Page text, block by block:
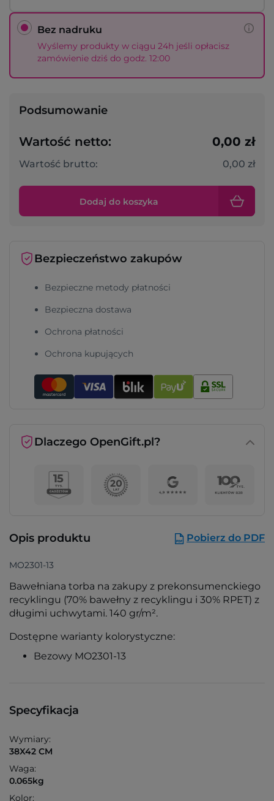
Bez nadruku
Wyślemy produkty w ciągu 24h jeśli opłacisz
zamówienie dziś do godz. 12:00
Podsumowanie
Wartość netto: 0,00 zł
Wartość brutto: 0,00 zł
Dodaj do koszyka
Bezpieczeństwo zakupów
Bezpieczne metody płatności
Bezpieczna dostawa
Ochrona płatności
Ochrona kupujących
Dlaczego OpenGift.pl?
Opis produktu Pobierz do PDF
MO2301-13
Bawełniana torba na zakupy z prekonsumenckiego
recyklingu (70% bawełny z recyklingu i 30% RPET) z
długimi uchwytami. 140 gr/m².
Dostępne warianty kolorystyczne:
Bezowy MO2301-13
Specyfikacja
Wymiary:
38X42 CM
Waga:
0.065kg
Kolor: